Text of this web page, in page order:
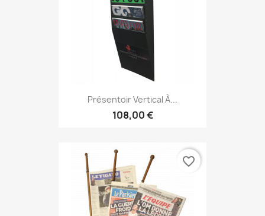
Présentoir Vertical À...
108,00 €
favorite_border